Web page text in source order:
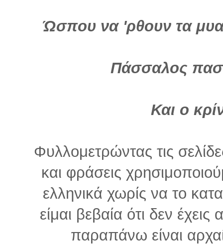
Ώσπου να 'ρθουν τα
Πάσσαλος
Και ο
Φυλλομετρώντας τις
και φράσεις
ελληνικά χωρίς να το
είμαι βεβαία ότι δεν έχεις
παραπάνω είναι